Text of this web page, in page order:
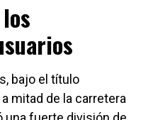
bajo el título
mitad de la carretera